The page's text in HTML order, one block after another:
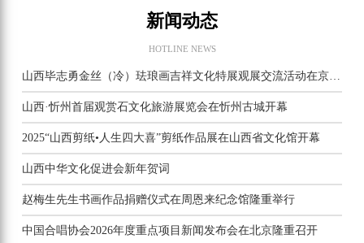
新闻动态
HOTLINE NEWS
山西毕志勇金丝（冷）珐琅画吉祥文化特展观展交流活动在京举行
山西·忻州首届观赏石文化旅游展览会在忻州古城开幕
2025“山西剪纸•人生四大喜”剪纸作品展在山西省文化馆开幕
山西中华文化促进会新年贺词
赵梅生先生书画作品捐赠仪式在周恩来纪念馆隆重举行
中国合唱协会2026年度重点项目新闻发布会在北京隆重召开